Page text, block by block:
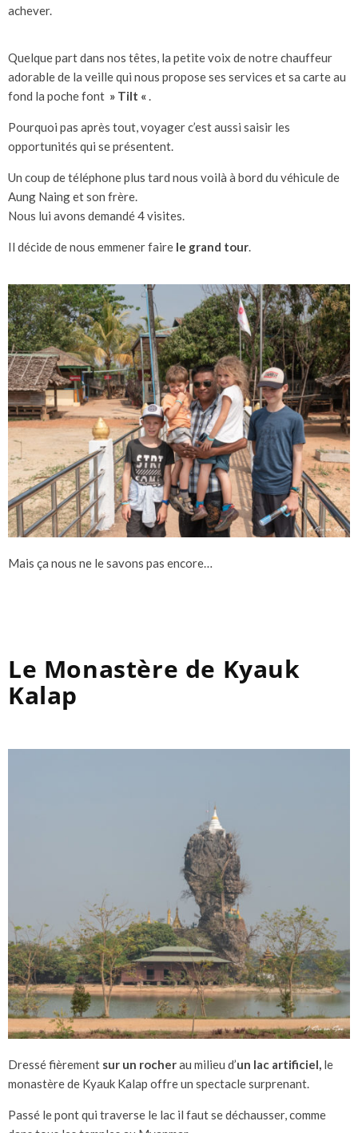
achever.
Quelque part dans nos têtes, la petite voix de notre chauffeur
adorable de la veille qui nous propose ses services et sa carte au
fond la poche font » Tilt «.
Pourquoi pas après tout, voyager c’est aussi saisir les
opportunités qui se présentent.
Un coup de téléphone plus tard nous voilà à bord du véhicule de
Aung Naing et son frère.
Nous lui avons demandé 4 visites.
Il décide de nous emmener faire le grand tour.
Mais ça nous ne le savons pas encore…
Le Monastère de Kyauk
Kalap
Dressé fièrement sur un rocherau milieu d’un lac artificiel, le
monastère de Kyauk Kalap offre un spectacle surprenant.
Passé le pont qui traverse le lac il faut se déchausser, comme